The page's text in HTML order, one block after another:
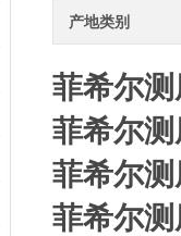
产地类别
菲希尔
菲希尔
菲希尔
菲希尔